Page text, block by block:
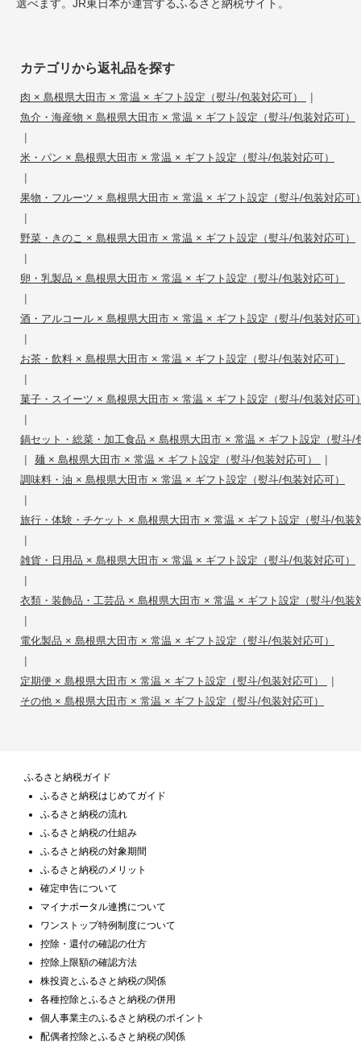
選べます。JR東日本が運営するふるさと納税サイト。
カテゴリから返礼品を探す
肉 × 島根県大田市 × 常温 × ギフト設定（熨斗/包装対応可） |
魚介・海産物 × 島根県大田市 × 常温 × ギフト設定（熨斗/包装対応可）
|
米・パン × 島根県大田市 × 常温 × ギフト設定（熨斗/包装対応可）
|
果物・フルーツ × 島根県大田市 × 常温 × ギフト設定（熨斗/包装対応可
|
野菜・きのこ × 島根県大田市 × 常温 × ギフト設定（熨斗/包装対応可）
|
卵・乳製品 × 島根県大田市 × 常温 × ギフト設定（熨斗/包装対応可）
|
酒・アルコール × 島根県大田市 × 常温 × ギフト設定（熨斗/包装対応可
|
お茶・飲料 × 島根県大田市 × 常温 × ギフト設定（熨斗/包装対応可）
|
菓子・スイーツ × 島根県大田市 × 常温 × ギフト設定（熨斗/包装対応可
|
鍋セット・総菜・加工食品 × 島根県大田市 × 常温 × ギフト設定（熨斗/
| 麺 × 島根県大田市 × 常温 × ギフト設定（熨斗/包装対応可） |
調味料・油 × 島根県大田市 × 常温 × ギフト設定（熨斗/包装対応可）
|
旅行・体験・チケット × 島根県大田市 × 常温 × ギフト設定（熨斗/包装
|
雑貨・日用品 × 島根県大田市 × 常温 × ギフト設定（熨斗/包装対応可）
|
衣類・装飾品・工芸品 × 島根県大田市 × 常温 × ギフト設定（熨斗/包装
|
電化製品 × 島根県大田市 × 常温 × ギフト設定（熨斗/包装対応可）
|
定期便 × 島根県大田市 × 常温 × ギフト設定（熨斗/包装対応可） |
その他 × 島根県大田市 × 常温 × ギフト設定（熨斗/包装対応可）
ふるさと納税ガイド
ふるさと納税はじめてガイド
ふるさと納税の流れ
ふるさと納税の仕組み
ふるさと納税の対象期間
ふるさと納税のメリット
確定申告について
マイナポータル連携について
ワンストップ特例制度について
控除・還付の確認の仕方
控除上限額の確認方法
株投資とふるさと納税の関係
各種控除とふるさと納税の併用
個人事業主のふるさと納税のポイント
配偶者控除とふるさと納税の関係